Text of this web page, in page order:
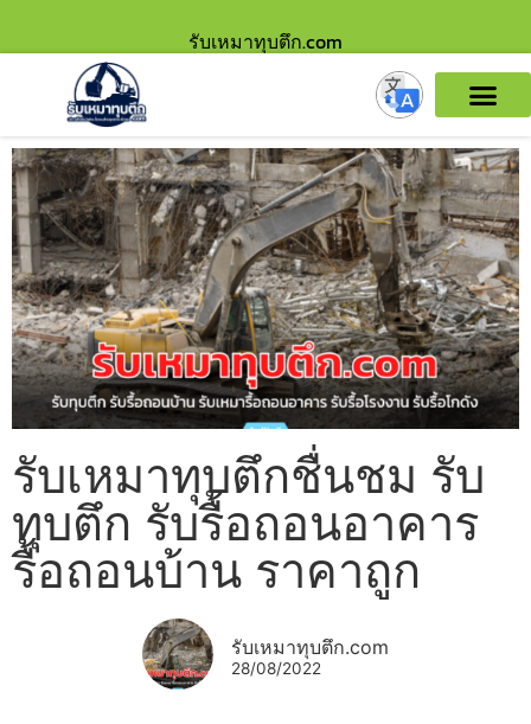
รับเหมาทุบตึก.com
รับเหมาทุบตึกชื่นชม รับ
ทุบตึก รับรื้อถอนอาคาร
รื้อถอนบ้าน ราคาถูก
รับเหมาทุบตึก.com
28/08/2022